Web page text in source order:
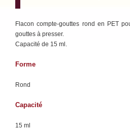
Flacon compte-gouttes rond en PET
gouttes à presser.
Capacité de 15 ml.
Forme
Rond
Capacité
15 ml